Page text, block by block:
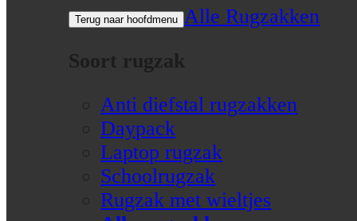
Terug naar hoofdmenu Alle Rugzakken
Soort rugzak
Anti diefstal rugzakken
Daypack
Laptop rugzak
Schoolrugzak
Rugzak met wieltjes